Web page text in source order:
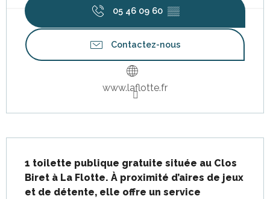
05 46 09 60 ▒▒
Contactez-nous
www.laflotte.fr
1 toilette publique gratuite située au Clos
Biret à La Flotte. À proximité d’aires de jeux
et de détente, elle offre un service